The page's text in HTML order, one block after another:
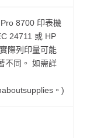
8700 印表機
24711 或 HP
際列印量可能
不同。 如需詳
。)